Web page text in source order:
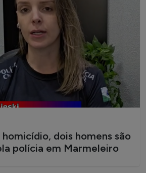
dois homens são
polícia em Marmeleiro